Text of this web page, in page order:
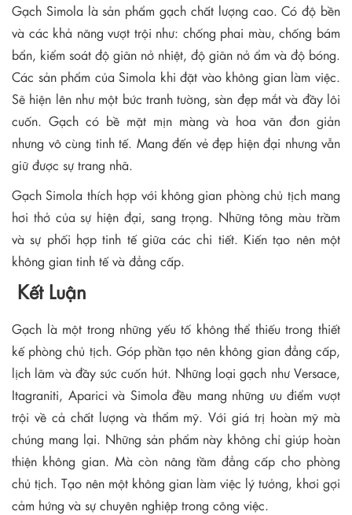
Gạch Simola là sản phẩm gạch chất lượng cao. Có độ bền
và các khả năng vượt trội như: chống phai màu, chống bám
bẩn, kiểm soát độ giãn nở nhiệt, độ giãn nở ẩm và độ bóng.
Các sản phẩm của Simola khi đặt vào không gian làm việc.
Sẽ hiện lên như một bức tranh tường, sàn đẹp mắt và đầy lôi
cuốn. Gạch có bề mặt mịn màng và hoa văn đơn giản
nhưng vô cùng tinh tế. Mang đến vẻ đẹp hiện đại nhưng vẫn
giữ được sự trang nhã.
Gạch Simola thích hợp với không gian phòng chủ tịch mang
hơi thở của sự hiện đại, sang trọng. Những tông màu trầm
và sự phối hợp tinh tế giữa các chi tiết. Kiến tạo nên một
không gian tinh tế và đẳng cấp.
Kết Luận
Gạch là một trong những yếu tố không thể thiếu trong thiết
kế phòng chủ tịch. Góp phần tạo nên không gian đẳng cấp,
lịch lãm và đầy sức cuốn hút. Những loại gạch như Versace,
Itagraniti, Aparici và Simola đều mang những ưu điểm vượt
trội về cả chất lượng và thẩm mỹ. Với giá trị hoàn mỹ mà
chúng mang lại. Những sản phẩm này không chỉ giúp hoàn
thiện không gian. Mà còn nâng tầm đẳng cấp cho phòng
chủ tịch. Tạo nên một không gian làm việc lý tưởng, khơi gợi
cảm hứng và sự chuyên nghiệp trong công việc.